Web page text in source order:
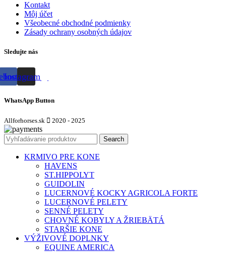
Kontakt
Môj účet
Všeobecné obchodné podmienky
Zásady ochrany osobných údajov
Sledujte nás
Instagram
WhatsApp Button
Allforhorses.sk 2020 - 2025
Search
KRMIVO PRE KONE
HAVENS
ST.HIPPOLYT
GUIDOLIN
LUCERNOVÉ KOCKY AGRICOLA FORTE
LUCERNOVÉ PELETY
SENNÉ PELETY
CHOVNÉ KOBYLY A ŽRIEBÄTÁ
STARŠIE KONE
VÝŽIVOVÉ DOPLNKY
EQUINE AMERICA